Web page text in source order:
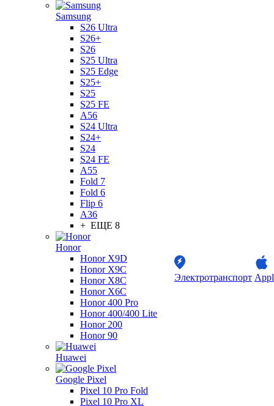
Samsung
S26 Ultra
S26+
S26
S25 Ultra
S25 Edge
S25+
S25
S25 FE
A56
S24 Ultra
S24+
S24
S24 FE
A55
Fold 7
Fold 6
Flip 6
A36
+ ЕЩЕ 8
Honor
Honor X9D
Honor X9C
Honor X8C
Honor X6C
Honor 400 Pro
Honor 400/400 Lite
Honor 200
Honor 90
Huawei
Google Pixel
Pixel 10 Pro Fold
Pixel 10 Pro XL
Электротранспорт